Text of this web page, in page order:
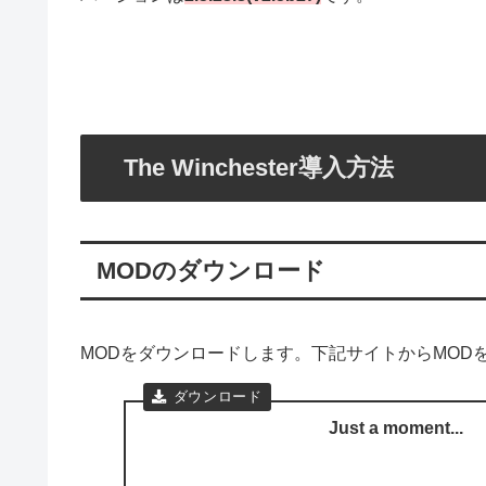
The Winchester導入方法
MODのダウンロード
MODをダウンロードします。下記サイトからMOD
Just a moment...